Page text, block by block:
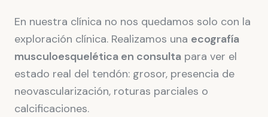
En nuestra clínica no nos quedamos solo con la
exploración clínica. Realizamos una ecografía
musculoesquelética en consulta para ver el
estado real del tendón: grosor, presencia de
neovascularización, roturas parciales o
calcificaciones.